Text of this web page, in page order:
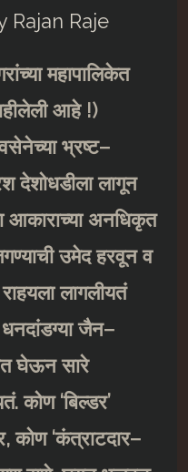
Rajan Raje
महापालिकेत
आहे !)
भ्रष्ट–
देशोधडीला लागून
आकाराच्या अनधिकृत
उमेद हरवून व
राहयला लागलीयतं
जैन–
घेऊन सारे
.कोण‘बिल्डर’
,कोण‘कंत्राटदार–